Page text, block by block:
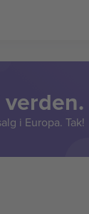
i Europa. Tak!